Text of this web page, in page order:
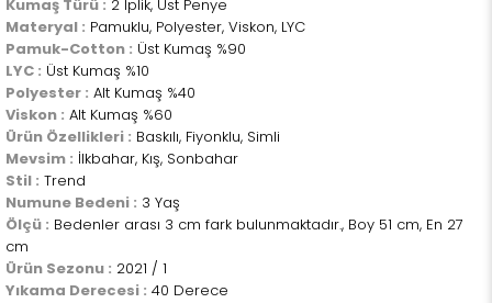
Kumaş Türü : 2 İplik, Üst Penye
Materyal : Pamuklu, Polyester, Viskon, LYC
Pamuk-Cotton : Üst Kumaş %90
LYC : Üst Kumaş %10
Polyester : Alt Kumaş %40
Viskon : Alt Kumaş %60
Ürün Özellikleri : Baskılı, Fiyonklu, Simli
Mevsim : İlkbahar, Kış, Sonbahar
Stil : Trend
Numune Bedeni : 3 Yaş
Ölçü : Bedenler arası 3 cm fark bulunmaktadır., Boy 51 cm, En 27
cm
Ürün Sezonu : 2021 / 1
Yıkama Derecesi : 40 Derece